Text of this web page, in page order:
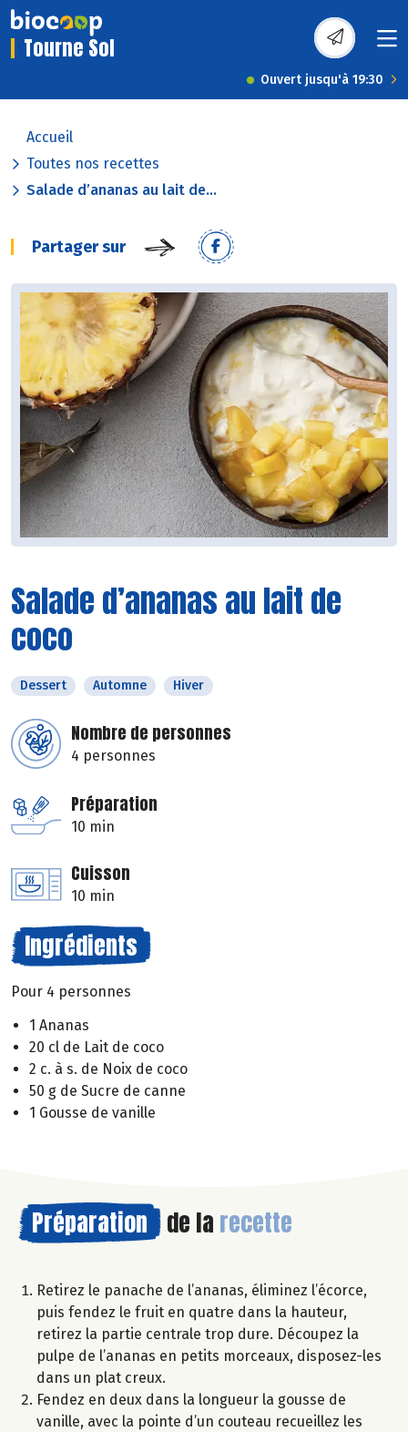
Tourne Sol
Ouvert jusqu'à 19:30
Accueil
Toutes nos recettes
Salade d’ananas au lait de...
Partager sur
Salade d’ananas au lait de
coco
Dessert Automne Hiver
Nombre de personnes
4 personnes
Préparation
10 min
Cuisson
10 min
Ingrédients
Pour 4 personnes
1 Ananas
20 cl de Lait de coco
2 c. à s. de Noix de coco
50 g de Sucre de canne
1 Gousse de vanille
Préparation de la recette
Retirez le panache de l’ananas, éliminez l’écorce,
puis fendez le fruit en quatre dans la hauteur,
retirez la partie centrale trop dure. Découpez la
pulpe de l’ananas en petits morceaux, disposez-les
dans un plat creux.
Fendez en deux dans la longueur la gousse de
vanille, avec la pointe d’un couteau recueillez les